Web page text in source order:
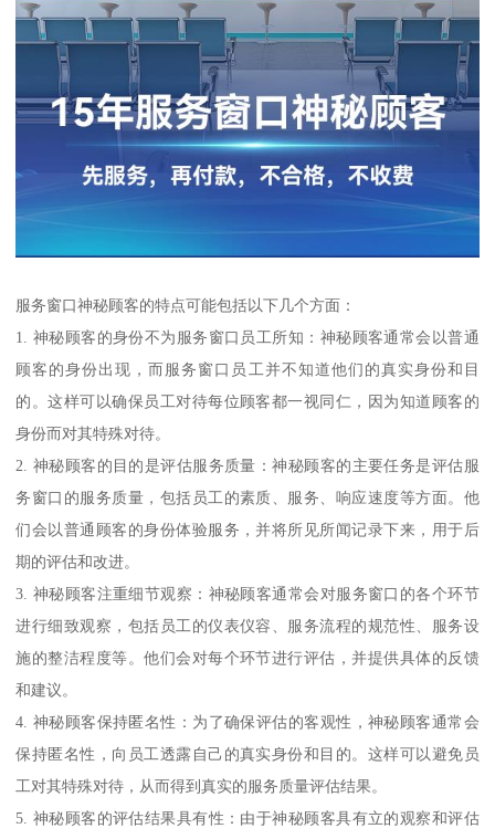
服务窗口神秘顾客的特点可能包括以下几个方面：
1. 神秘顾客的身份不为服务窗口员工所知：神秘顾客通常会以普通
顾客的身份出现，而服务窗口员工并不知道他们的真实身份和目
的。这样可以确保员工对待每位顾客都一视同仁，因为知道顾客的
身份而对其特殊对待。
2. 神秘顾客的目的是评估服务质量：神秘顾客的主要任务是评估服
务窗口的服务质量，包括员工的素质、服务、响应速度等方面。他
们会以普通顾客的身份体验服务，并将所见所闻记录下来，用于后
期的评估和改进。
3. 神秘顾客注重细节观察：神秘顾客通常会对服务窗口的各个环节
进行细致观察，包括员工的仪表仪容、服务流程的规范性、服务设
施的整洁程度等。他们会对每个环节进行评估，并提供具体的反馈
和建议。
4. 神秘顾客保持匿名性：为了确保评估的客观性，神秘顾客通常会
保持匿名性，向员工透露自己的真实身份和目的。这样可以避免员
工对其特殊对待，从而得到真实的服务质量评估结果。
5. 神秘顾客的评估结果具有性：由于神秘顾客具有立的观察和评估